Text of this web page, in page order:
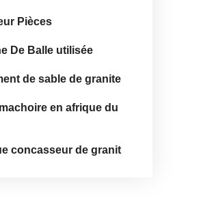
Pièces
De Balle utilisée
de sable de granite
en afrique du
concasseur de granit